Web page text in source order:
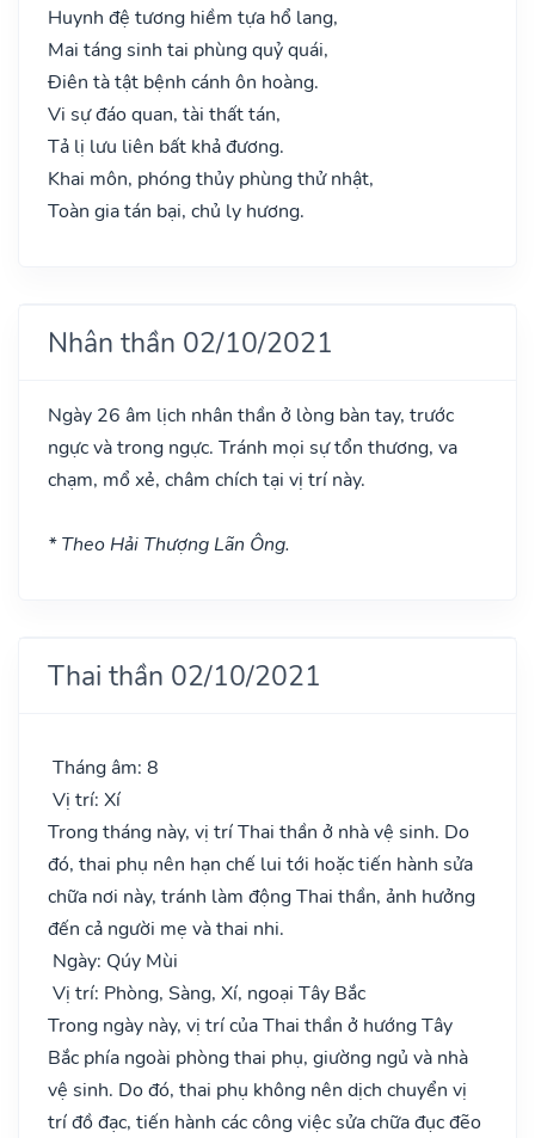
Huynh đệ tương hiềm tựa hổ lang,
Mai táng sinh tai phùng quỷ quái,
Điên tà tật bệnh cánh ôn hoàng.
Vi sự đáo quan, tài thất tán,
Tả lị lưu liên bất khả đương.
Khai môn, phóng thủy phùng thử nhật,
Toàn gia tán bại, chủ ly hương.
Nhân thần 02/10/2021
Ngày 26 âm lịch nhân thần ở lòng bàn tay, trước
ngực và trong ngực. Tránh mọi sự tổn thương, va
chạm, mổ xẻ, châm chích tại vị trí này.
* Theo Hải Thượng Lãn Ông.
Thai thần 02/10/2021
Tháng âm: 8
Vị trí: Xí
Trong tháng này, vị trí Thai thần ở nhà vệ sinh. Do
đó, thai phụ nên hạn chế lui tới hoặc tiến hành sửa
chữa nơi này, tránh làm động Thai thần, ảnh hưởng
đến cả người mẹ và thai nhi.
Ngày: Qúy Mùi
Vị trí: Phòng, Sàng, Xí, ngoại Tây Bắc
Trong ngày này, vị trí của Thai thần ở hướng Tây
Bắc phía ngoài phòng thai phụ, giường ngủ và nhà
vệ sinh. Do đó, thai phụ không nên dịch chuyển vị
trí đồ đạc, tiến hành các công việc sửa chữa đục đẽo